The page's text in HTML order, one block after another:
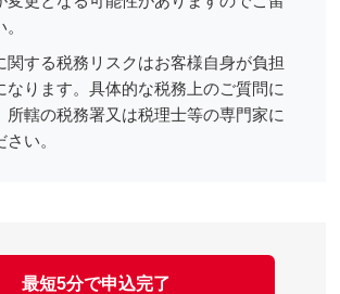
関する税務リスクはお客様自身が負担
なります。具体的な税務上のご質問に
所轄の税務署又は税理士等の専門家に
い。
最短5分で申込完了